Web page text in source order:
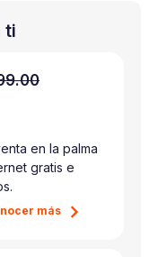
ti
en la palma
gratis e
más